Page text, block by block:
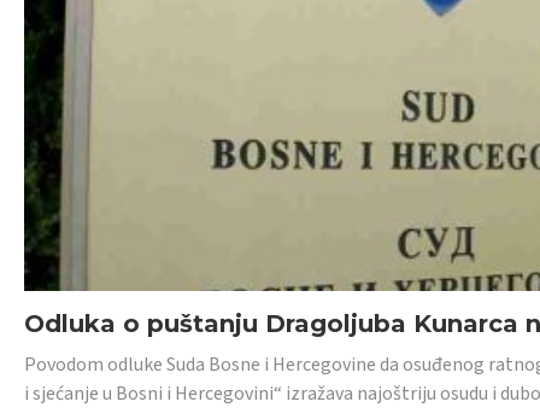
Odluka o puštanju Dragoljuba Kunarca
Povodom odluke Suda Bosne i Hercegovine da osuđenog
i sjećanje u Bosni i Hercegovini“ izražava najoštriju osudu i